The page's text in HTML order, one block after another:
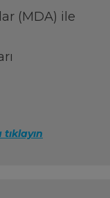
(MDA) ile